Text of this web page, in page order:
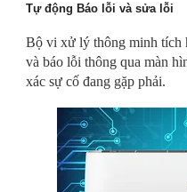
Tự động Báo lỗi và sửa lỗi
Bộ vi xử lý thông minh tích
và báo lỗi thông qua màn
xác sự cố đang gặp phải.